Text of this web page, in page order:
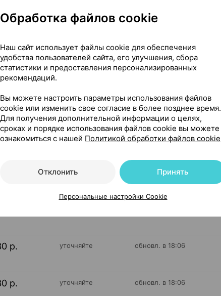
женские [размер L/XL], ×5, Канпол Польша
На карте
189
р. 1 шт. обновл. в 17:44
1 шт. обновл. в 17:43
р. уточняйте обновл. в 18:06
р. уточняйте обновл. в 18:06
Обработка файлов cookie
Наш сайт использует файлы cookie для обеспечения
удобства пользователей сайта, его улучшения, сбора
статистики и предоставления персонализированных
рекомендаций.
Вы можете настроить параметры использования файлов
cookie или изменить свое согласие в более позднее время.
Для получения дополнительной информации о целях,
сроках и порядке использования файлов cookie вы можете
ознакомиться с нашей Политикой обработки файлов cookie
Отклонить Принять
Персональные настройки Cookie